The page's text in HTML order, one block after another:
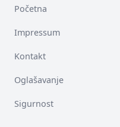
Početna
Impressum
Kontakt
Oglašavanje
Sigurnost